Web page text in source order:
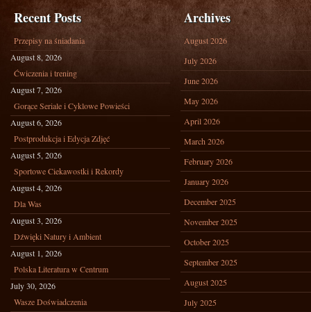
Recent Posts
Przepisy na śniadania
August 8, 2026
Ćwiczenia i trening
August 7, 2026
Gorące Seriale i Cyklowe Powieści
August 6, 2026
Postprodukcja i Edycja Zdjęć
August 5, 2026
Sportowe Ciekawostki i Rekordy
August 4, 2026
Dla Was
August 3, 2026
Dźwięki Natury i Ambient
August 1, 2026
Polska Literatura w Centrum
July 30, 2026
Wasze Doświadczenia
Archives
August 2026
July 2026
June 2026
May 2026
April 2026
March 2026
February 2026
January 2026
December 2025
November 2025
October 2025
September 2025
August 2025
July 2025